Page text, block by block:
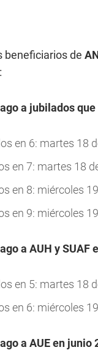
beneficiarios de
a jubilados
en 6: martes 18
en 7: martes 18
en 8: miércoles
en 9: miércoles
a AUH y SUAF
en 5: martes 18
en 6: miércoles
a AUE en junio